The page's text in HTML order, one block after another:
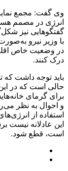
وی گفت: مجمع
انرژی در مصمم
گفتگوهایی نیز
با وزیر نیرو
در وضعیت خاص
درک کنند.
باید توجه داشت که
حالی است که در
برای گرمای
و احوال به نظر
استفاده از
این عادلانه
است، قطع شود.